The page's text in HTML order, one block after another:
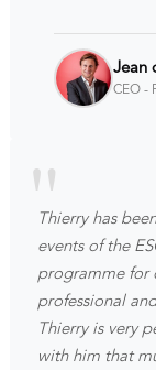
Jean
CEO -
Thierry has
events of the
programme for
professional
Thierry is very
with him that